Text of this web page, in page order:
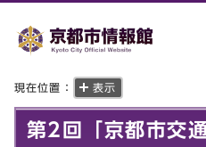
現在位置： 表示
第2回「京都市交